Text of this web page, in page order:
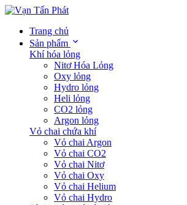
Trang chủ
Sản phẩm
Khí hóa lỏng
Nitơ Hóa Lỏng
Oxy lỏng
Hydro lỏng
Heli lỏng
CO2 lỏng
Argon lỏng
Vỏ chai chứa khí
Vỏ chai Argon
Vỏ chai CO2
Vỏ chai Nitơ
Vỏ chai Oxy
Vỏ chai Helium
Vỏ chai Hydro